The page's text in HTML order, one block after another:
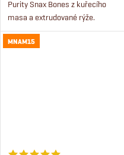
Purity Snax Bones z kuřecího
masa a extrudované rýže.
Superprémiový pamlsek pro psy s
čerstvým masem.
MNAM15